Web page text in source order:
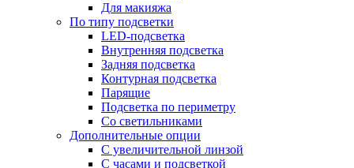
Для макияжа
По типу подсветки
LED-подсветка
Внутренняя подсветка
Задняя подсветка
Контурная подсветка
Парящие
Подсветка по периметру
Со светильниками
Дополнительные опции
C увеличительной линзой
C часами и подсветкой